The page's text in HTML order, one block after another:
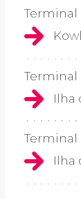
Terminal
Terminal
Ilha
Terminal
Ilha